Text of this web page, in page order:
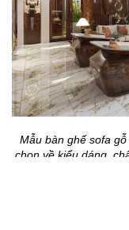
Mẫu bàn ghế sofa
chọn về kiểu dáng,